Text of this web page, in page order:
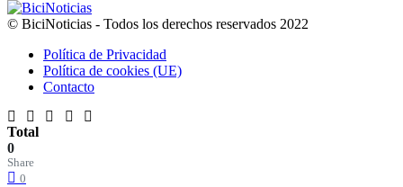
© BiciNoticias - Todos los derechos reservados 2022
Política de Privacidad
Política de cookies (UE)
Contacto
Total
0
Share
0